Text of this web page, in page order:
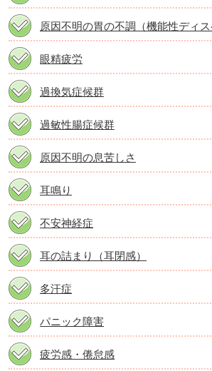
原因不明の胃の不調（機能性ディス
眼精疲労
過換気症候群
過敏性腸症候群
原因不明の息苦しさ
耳鳴り
不安神経症
耳の詰まり（耳閉感）
多汗症
パニック障害
疲労感・倦怠感